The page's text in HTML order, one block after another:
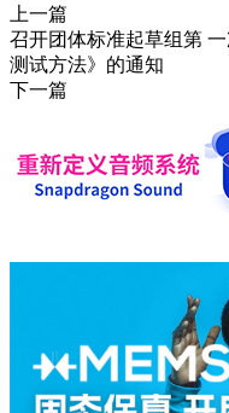
上一篇
召开团体标准起草组第
测试方法》的通知
下一篇